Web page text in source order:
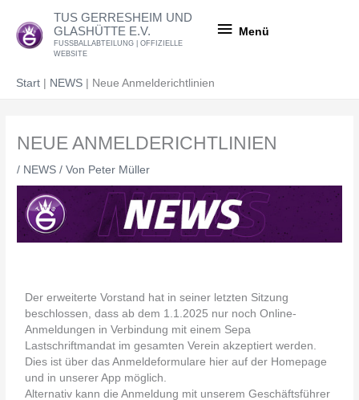
Inhalt
springen
TUS GERRESHEIM UND
GLASHÜTTE E.V.
FUSSBALLABTEILUNG | OFFIZIELLE
WEBSITE
Menü
Start NEWS Neue Anmelderichtlinien
NEUE ANMELDERICHTLINIEN
/ NEWS / Von Peter Müller
Der erweiterte Vorstand hat in seiner letzten Sitzung
beschlossen, dass ab dem 1.1.2025 nur noch Online-
Anmeldungen in Verbindung mit einem Sepa
Lastschriftmandat im gesamten Verein akzeptiert werden.
Dies ist über das Anmeldeformulare hier auf der Homepage
und in unserer App möglich.
Alternativ kann die Anmeldung mit unserem Geschäftsführer